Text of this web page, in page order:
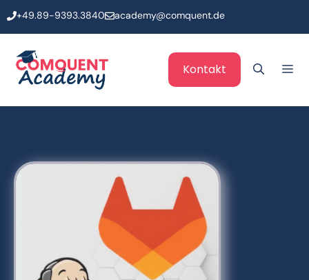
Zum
springen
+49.89-9393.3840 academy@comquent.de
Kontakt